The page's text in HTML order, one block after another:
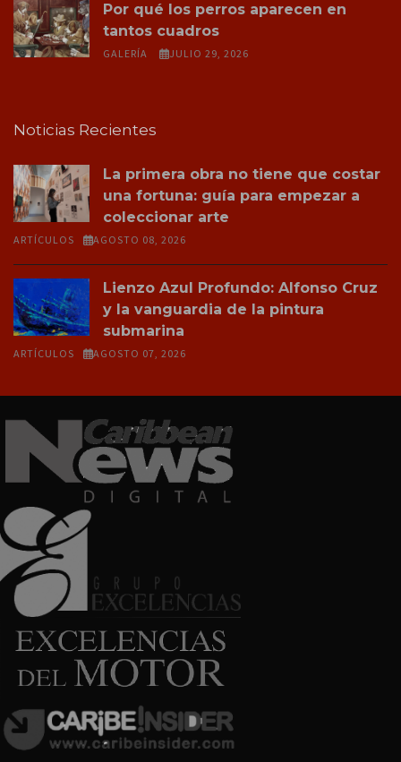
Por qué los perros aparecen en
tantos cuadros
GALERÍA JULIO 29, 2026
Noticias Recientes
La primera obra no tiene que costar
una fortuna: guía para empezar a
coleccionar arte
ARTÍCULOS AGOSTO 08, 2026
Lienzo Azul Profundo: Alfonso Cruz
y la vanguardia de la pintura
submarina
ARTÍCULOS AGOSTO 07, 2026